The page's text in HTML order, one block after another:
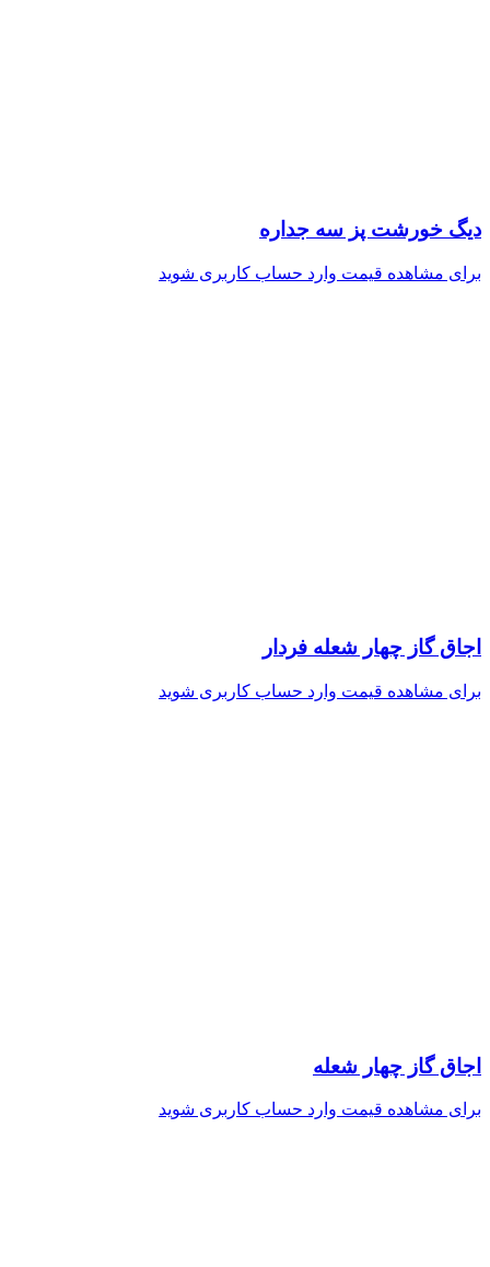
دیگ خورشت پز سه جداره
برای مشاهده قیمت وارد حساب کاربری شوید
اجاق گاز چهار شعله فردار
برای مشاهده قیمت وارد حساب کاربری شوید
اجاق گاز چهار شعله
برای مشاهده قیمت وارد حساب کاربری شوید